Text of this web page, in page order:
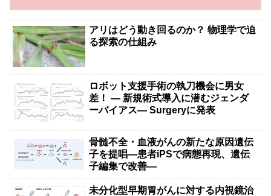
アリはどう動き回るのか？ 物理学で迫
る探索の仕組み
ロボット支援手術の執刀機会に男女
差！ — 新規術式導入に潜むジェンダ
ーバイアス— Surgeryに発表
骨髄不全・血液がんの新たな原因遺伝
子を提唱―患者iPSで病態再現、遺伝
子編集で改善―
未分化型早期胃がんに対する内視鏡治